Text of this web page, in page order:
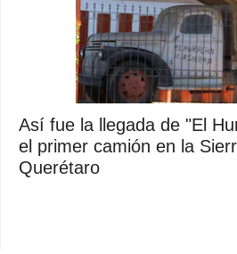
Así fue la llegada de "El
el primer camión en la
Querétaro